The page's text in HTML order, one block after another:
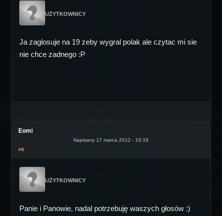
UŻYTKOWNICY
Ja zaglosuje na 19 zeby wygral polak ale czytac mi sie
nie chce zadnego :P
Eomi
Napisany 17 marca 2012 - 10:16
#6
UŻYTKOWNICY
Panie i Panowie, nadal potrzebuję waszych głosów :)